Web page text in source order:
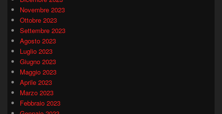
Novembre 2023
Ottobre 2023
Settembre 2023
Agosto 2023
Luglio 2023
Giugno 2023
Maggio 2023
Aprile 2023
Marzo 2023
Febbraio 2023